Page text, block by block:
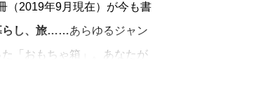
（2019年9月現在）が今も書
らし、旅……あらゆるジャン
「おもちゃ箱」。あなたが